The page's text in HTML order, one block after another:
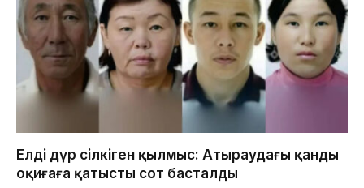
Елді дүр сілкіген қылмыс: Атыраудағы қанды
оқиғаға қатысты сот басталды